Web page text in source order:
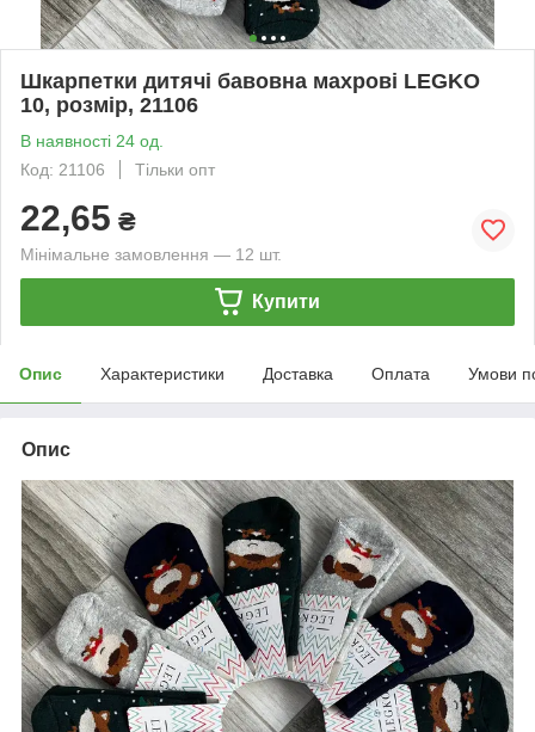
Шкарпетки дитячі бавовна махрові LEGKO
10, розмір, 21106
В наявності 24 од.
Код: 21106
Тільки опт
22,65 ₴
Мінімальне замовлення — 12 шт.
Купити
Опис Характеристики Доставка Оплата Умови
Опис